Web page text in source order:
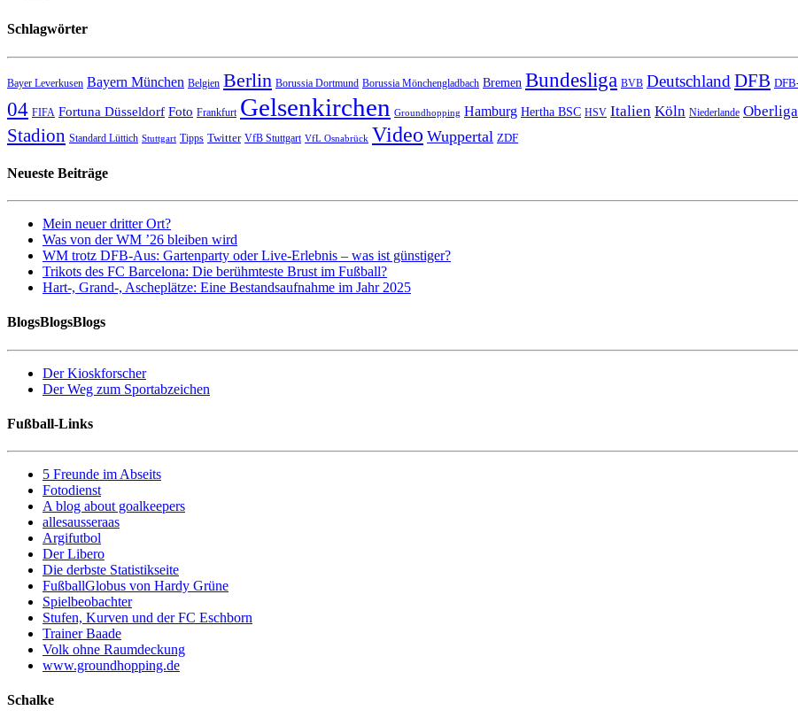
Schlagwörter
Bayer Leverkusen Bayern München Belgien Berlin Borussia Dortmund Borussia Mönchengladbach Bremen Bundesliga BVB Deutschland DFB
04 FIFA Fortuna Düsseldorf Foto Frankfurt Gelsenkirchen Groundhopping Hamburg Hertha BSC HSV Italien Köln Niederlande Oberliga
Stadion Standard Lüttich Stuttgart Tipps Twitter VfB Stuttgart VfL Osnabrück Video Wuppertal ZDF
Neueste Beiträge
Mein neuer dritter Ort?
Was von der WM ’26 bleiben wird
WM trotz DFB-Aus: Gartenparty oder Live-Erlebnis – was ist günstiger?
Trikots des FC Barcelona: Die berühmteste Brust im Fußball?
Hart-, Grand-, Ascheplätze: Eine Bestandsaufnahme im Jahr 2025
BlogsBlogsBlogs
Der Kioskforscher
Der Weg zum Sportabzeichen
Fußball-Links
5 Freunde im Abseits
Fotodienst
A blog about goalkeepers
allesausseraas
Argifutbol
Der Libero
Die derbste Statistikseite
FußballGlobus von Hardy Grüne
Spielbeobachter
Stufen, Kurven und der FC Eschborn
Trainer Baade
Volk ohne Raumdeckung
www.groundhopping.de
Schalke